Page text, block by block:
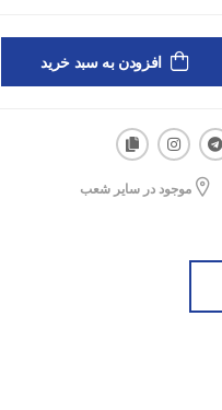
افزودن به سبد خرید
موجود در سایر شعب